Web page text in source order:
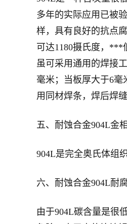
多年的实际应用已被
样，具有良好的抗点
可达1180摄氏度，***
虽可采用通用的焊接
毫米；当板厚大于6毫
用同材焊条，焊后焊
五、耐蚀合金904L金
904L是完全奥氏体组
六、耐蚀合金904L耐
由于904L碳含量是很